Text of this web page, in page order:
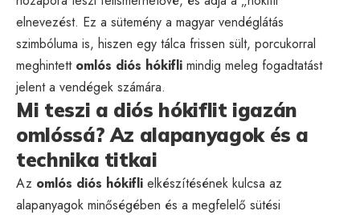
elnevezést. Ez a sütemény a magyar vendéglátás
szimbóluma is, hiszen egy tálca frissen sült, porcukorral
meghintett omlós diós hókifli mindig meleg fogadtatást
jelent a vendégek számára.
Mi teszi a diós hókiflit igazán
omlóssá? Az alapanyagok és a
technika titkai
Az omlós diós hókifli elkészítésének kulcsa az
alapanyagok minőségében és a megfelelő sütési